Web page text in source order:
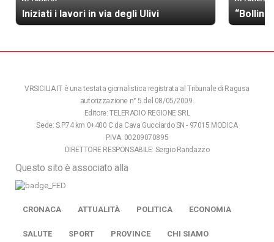
Iniziati i lavori in via degli Ulivi
VRSICILIA.IT è una testata giornalistica registrata al Tribunale di Ragusa
autorizzazione n° 5 del 08/05/2009.
Editore: TELERADIO REGIONE SRL
Sede: S.P.74 km 0+400 C.da Cava Gucciardo SN - 97015 MODICA
P.IVA: 00209070895
DIRETTORE RESPONSABILE: Sergio Randazzo
Questo sito è associato alla
CRONACA ATTUALITÀ POLITICA ECONOMIA
SALUTE SPORT PROVINCE CHI SIAMO